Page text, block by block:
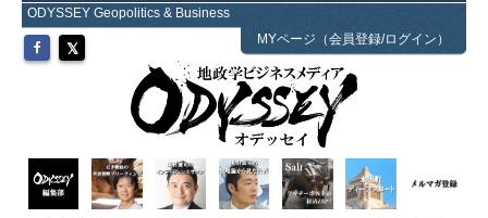
ODYSSEY Geopolitics & Business
MYページ（会員登録/ログイン）